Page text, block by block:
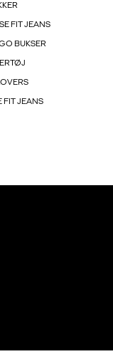
FIT JEANS
BUKSER
FIT JEANS